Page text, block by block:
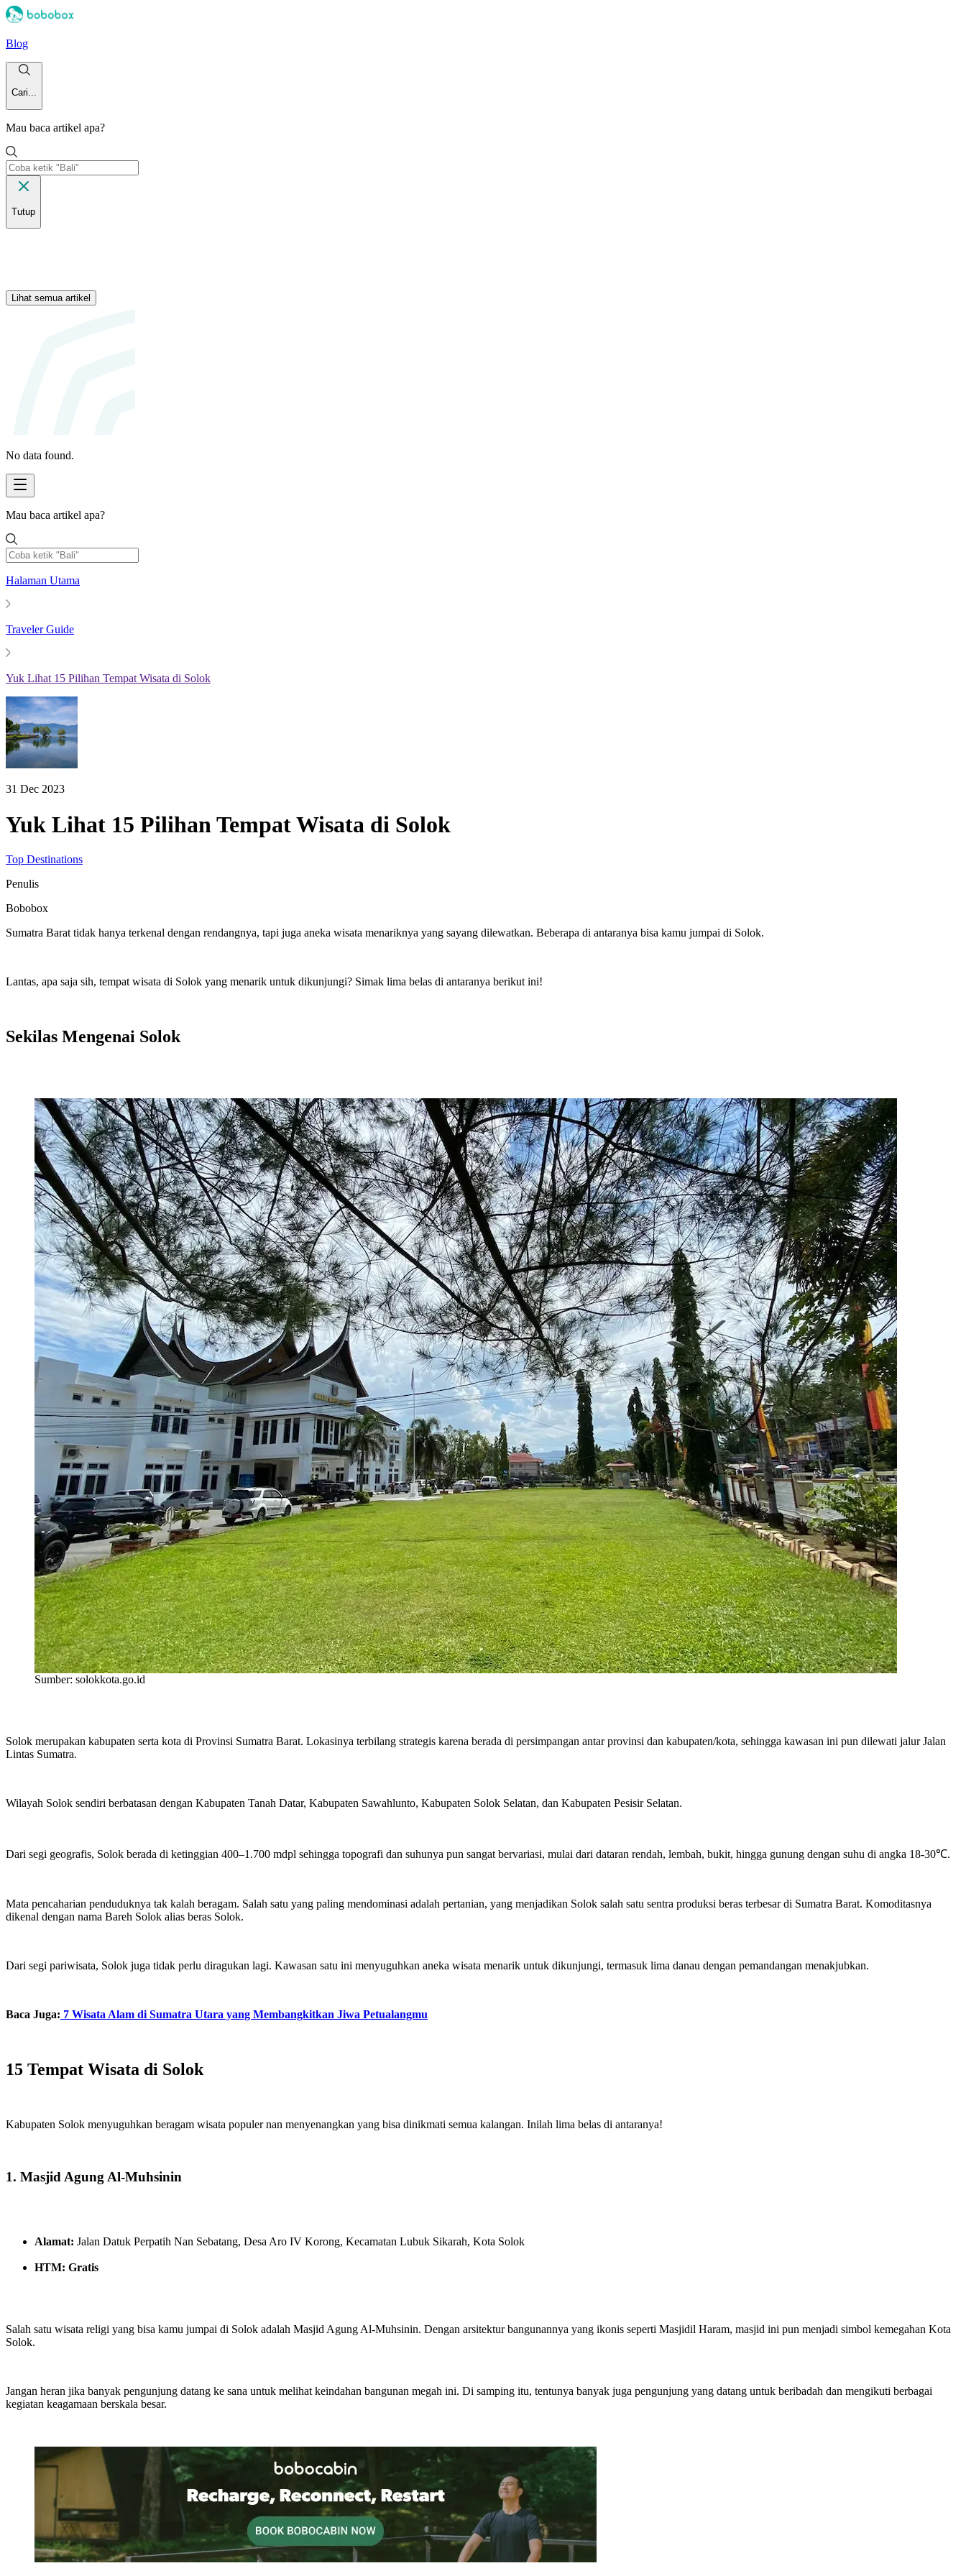
Blog
Cari...
Mau baca artikel apa?
Tutup
Lihat semua artikel
No data found.
Mau baca artikel apa?
Halaman Utama
Traveler Guide
Yuk Lihat 15 Pilihan Tempat Wisata di Solok
31 Dec 2023
Yuk Lihat 15 Pilihan Tempat Wisata di Solok
Top Destinations
Penulis
Bobobox
Sumatra Barat tidak hanya terkenal dengan rendangnya, tapi juga aneka wisata menariknya yang sayang dilewatkan. Beberapa di antaranya bisa kamu jumpai di Solok.
Lantas, apa saja sih, tempat wisata di Solok yang menarik untuk dikunjungi? Simak lima belas di antaranya berikut ini!
Sekilas Mengenai Solok
Sumber: solokkota.go.id
Solok merupakan kabupaten serta kota di Provinsi Sumatra Barat. Lokasinya terbilang strategis karena berada di persimpangan antar provinsi dan kabupaten/kota, sehingga kawasan ini pun dilewati jalur Jalan
Lintas Sumatra.
Wilayah Solok sendiri berbatasan dengan Kabupaten Tanah Datar, Kabupaten Sawahlunto, Kabupaten Solok Selatan, dan Kabupaten Pesisir Selatan.
Dari segi geografis, Solok berada di ketinggian 400–1.700 mdpl sehingga topografi dan suhunya pun sangat bervariasi, mulai dari dataran rendah, lembah, bukit, hingga gunung dengan suhu di angka 18-30℃.
Mata pencaharian penduduknya tak kalah beragam. Salah satu yang paling mendominasi adalah pertanian, yang menjadikan Solok salah satu sentra produksi beras terbesar di Sumatra Barat. Komoditasnya
dikenal dengan nama Bareh Solok alias beras Solok.
Dari segi pariwisata, Solok juga tidak perlu diragukan lagi. Kawasan satu ini menyuguhkan aneka wisata menarik untuk dikunjungi, termasuk lima danau dengan pemandangan menakjubkan.
Baca Juga: 7 Wisata Alam di Sumatra Utara yang Membangkitkan Jiwa Petualangmu
15 Tempat Wisata di Solok
Kabupaten Solok menyuguhkan beragam wisata populer nan menyenangkan yang bisa dinikmati semua kalangan. Inilah lima belas di antaranya!
1. Masjid Agung Al-Muhsinin
Alamat: Jalan Datuk Perpatih Nan Sebatang, Desa Aro IV Korong, Kecamatan Lubuk Sikarah, Kota Solok
HTM: Gratis
Salah satu wisata religi yang bisa kamu jumpai di Solok adalah Masjid Agung Al-Muhsinin. Dengan arsitektur bangunannya yang ikonis seperti Masjidil Haram, masjid ini pun menjadi simbol kemegahan Kota
Solok.
Jangan heran jika banyak pengunjung datang ke sana untuk melihat keindahan bangunan megah ini. Di samping itu, tentunya banyak juga pengunjung yang datang untuk beribadah dan mengikuti berbagai
kegiatan keagamaan berskala besar.